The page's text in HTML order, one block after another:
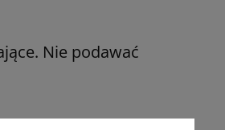
Nie podawać